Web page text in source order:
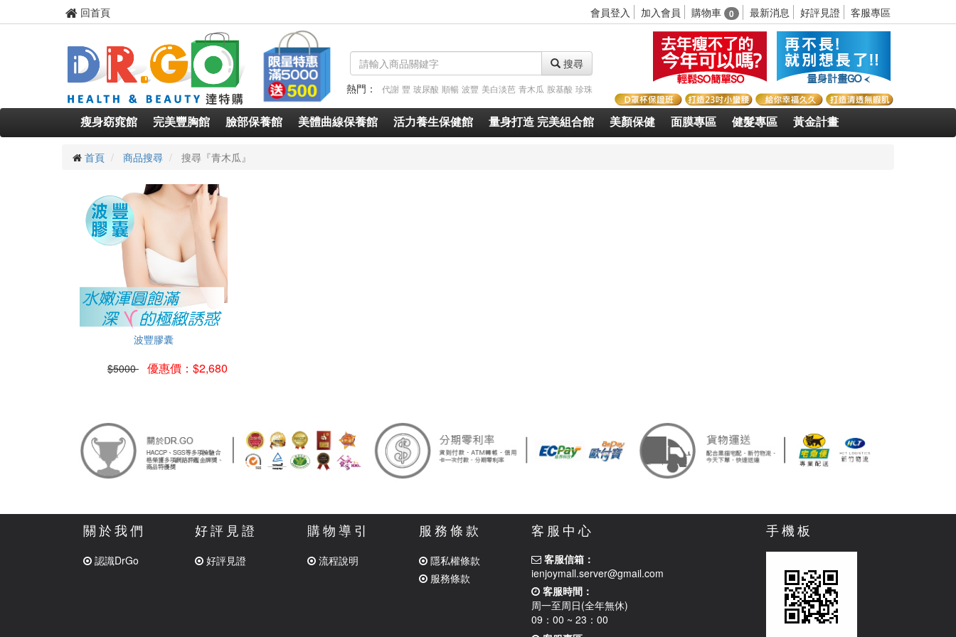
回首頁 會員登入 加入會員 購物車 0 最新消息 好評見證 客服專區
搜尋
熱門：
代謝 豐 玻尿酸 順暢 波豐 美白淡芭 青木瓜 胺基酸 珍珠
瘦身窈窕館 完美豐胸館 臉部保養館 美體曲線保養館 活力養生保健館 量身打造 完美組合館 美顏保健 面膜專區 健髮專區 黃金計畫
首頁 商品搜尋 搜尋『青木瓜』
波豐膠囊
$5000 優惠價：$2,680
關於我們
認識DrGo
好評見證
好評見證
購物導引
流程說明
服務條款
隱私權條款
服務條款
客服中心
客服信箱：
ienjoymall.server@gmail.com
客服時間：
周一至周日(全年無休)
09：00 ~ 23：00
手機板